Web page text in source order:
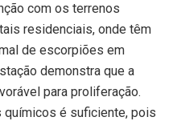
com os terrenos
residenciais, onde têm
de escorpiões em
demonstra que a
para proliferação.
químicos é suficiente, pois